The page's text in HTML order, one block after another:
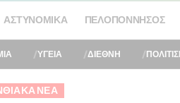
ΑΣΤΥΝΟΜΙΚΆ ΠΕΛΟΠΌΝΝΗΣΟΣ
ΥΓΕΙΑ ΔΙΕΘΝΗ
ΝΈΑ